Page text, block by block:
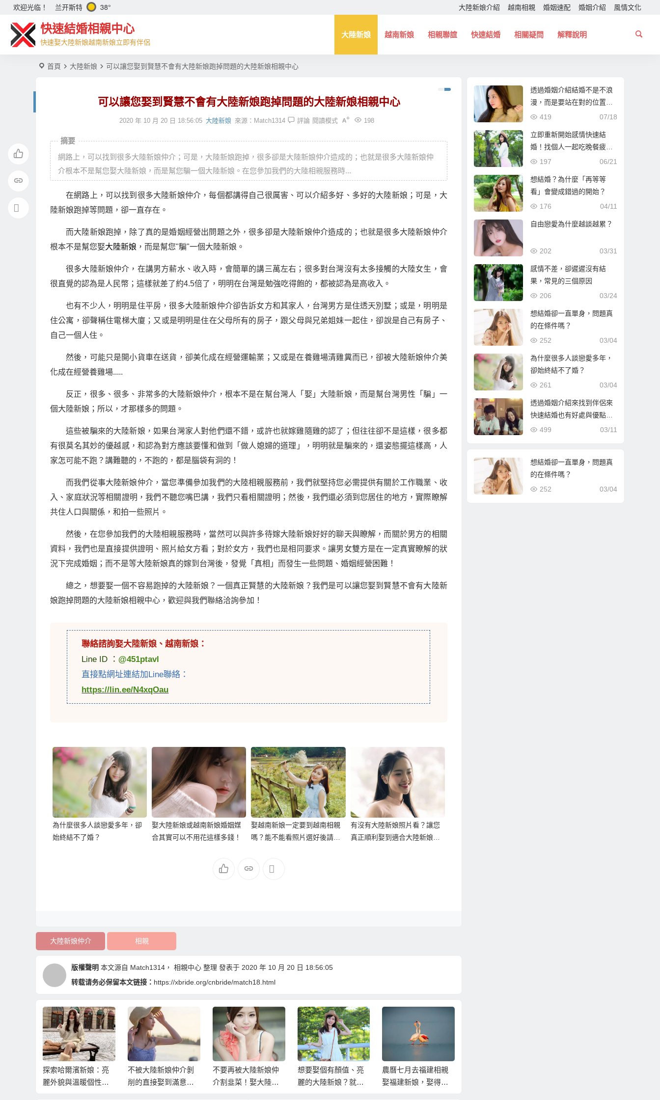
欢迎光临！ 兰开斯特 38° 大陸新娘介紹 越南相親 婚姻速配 婚姻介紹 風情文化
快速結婚相親中心
快速娶大陸新娘越南新娘立即有伴侶
大陸新娘 越南新娘 相親聯誼 快速結婚 相關疑問 解釋說明
首頁 大陸新娘 可以讓您娶到賢慧不會有大陸新娘跑掉問題的大陸新娘相親中心
可以讓您娶到賢慧不會有大陸新娘跑掉問題的大陸新娘相親中心
2020 年 10 月 20 日 18:56:05 大陸新娘 來源： Match1314 評論 198
閱讀模式
摘要
網路上，可以找到很多大陸新娘仲介；可是，大陸新娘跑掉，很多卻是大陸新娘仲介造成的；也就是很多大陸新娘仲
介根本不是幫您娶大陸新娘，而是幫您騙一個大陸新娘。在您參加我們的大陸相親服務時...
在網路上，可以找到很多大陸新娘仲介，每個都講得自己很厲害、可以介紹多好、多好的大陸新娘；可是，大
陸新娘跑掉等問題，卻一直存在。
而大陸新娘跑掉，除了真的是婚姻經營出問題之外，很多卻是大陸新娘仲介造成的；也就是很多大陸新娘仲介
根本不是幫您娶大陸新娘 ，而是幫您"騙"一個大陸新娘。
很多大陸新娘仲介，在講男方薪水、收入時，會簡單的講三萬左右；很多對台灣沒有太多接觸的大陸女生，會
很直覺的認為是人民幣；這樣就差了約4.5倍了，明明在台灣是勉強吃得飽的，都被認為是高收入。
也有不少人，明明是住平房，很多大陸新娘仲介卻告訴女方和其家人，台灣男方是住透天別墅；或是，明明是
住公寓，卻聲稱住電梯大廈；又或是明明是住在父母所有的房子，跟父母與兄弟姐妹一起住，卻說是自己有房子、
自己一個人住。
然後，可能只是開小貨車在送貨，卻美化成在經營運輸業；又或是在養雞場清雞糞而已，卻被大陸新娘仲介美
化成在經營養雞場.....
反正，很多、很多、非常多的大陸新娘仲介，根本不是在幫台灣人「娶」大陸新娘，而是幫台灣男性「騙」一
個大陸新娘；所以，才那樣多的問題。
這些被騙來的大陸新娘，如果台灣家人對他們還不錯，或許也就嫁雞隨雞的認了；但往往卻不是這樣，很多都
有很莫名其妙的優越感，和認為對方應該要懂和做到「做人媳婦的道理」，明明就是騙來的，還姿態擺這樣高，人
家怎可能不跑？講難聽的，不跑的，都是腦袋有洞的！
而我們從事大陸新娘仲介，當您準備參加我們的大陸相親服務前，我們就堅持您必需提供有關於工作職業、收
入、家庭狀況等相關證明，我們不聽您嘴巴講，我們只看相關證明；然後，我們還必須到您居住的地方，實際瞭解
共住人口與關係，和拍一些照片。
然後，在您參加我們的大陸相親服務時，當然可以與許多待嫁大陸新娘好好的聊天與瞭解，而關於男方的相關
資料，我們也是直接提供證明、照片給女方看；對於女方，我們也是相同要求。讓男女雙方是在一定真實瞭解的狀
況下完成婚姻；而不是等大陸新娘真的嫁到台灣後，發覺「真相」而發生一些問題、婚姻經營困難！
總之，想要娶一個不容易跑掉的大陸新娘？一個真正賢慧的大陸新娘？我們是可以讓您娶到賢慧不會有大陸新
娘跑掉問題的大陸新娘相親中心，歡迎與我們聯絡洽詢參加！
聯絡諮詢娶大陸新娘 、越南新娘 ：
Line ID ： @451ptavl
直接點網址連結加Line聯絡：
https://lin.ee/N4xqOau
為什麼很多人談戀愛多年，卻
始終結不了婚？
娶大陸新娘或越南新娘婚姻媒
合其實可以不用花這樣多錢！
娶越南新娘一定要到越南相親
嗎？能不能看照片選好後請越
有沒有大陸新娘照片看？讓您
真正順利娶到適合大陸新娘的
大陸新娘仲介 相親
版權聲明 本文源自 Match1314 ， 相親中心 整理 發表于 2020 年 10 月 20 日 18:56:05
转载请务必保留本文链接： https://xbride.org/cnbride/match18.html
探索哈爾濱新娘：亮
麗外貌與溫暖個性的
不被大陸新娘仲介剝
削的直接娶到滿意的
不要再被大陸新娘仲
介割韭菜！娶大陸新
想要娶個有顏值、亮
麗的大陸新娘？就到
農曆七月去福建相親
娶福建新娘，娶得更
透過婚姻介紹結婚不是不浪
漫，而是要站在對的位置！
幫你找個一起走下去的人！
07/18
419
立即重新開始感情快速結
婚！找個人一起吃晚餐疲憊
時能夠互相依靠！
06/21
197
想結婚？為什麼「再等等
看」會變成錯過的開始？
04/11
176
自由戀愛為什麼越談越累？
03/31
202
感情不差，卻遲遲沒有結
果，常見的三個原因
03/24
206
想結婚卻一直單身，問題真
的在條件嗎？
03/04
252
為什麼很多人談戀愛多年，
卻始終結不了婚？
03/04
261
透過婚姻介紹來找到伴侶來
快速結婚也有好處與優點…
03/11
499
想結婚卻一直單身，問題真
的在條件嗎？
03/04
252